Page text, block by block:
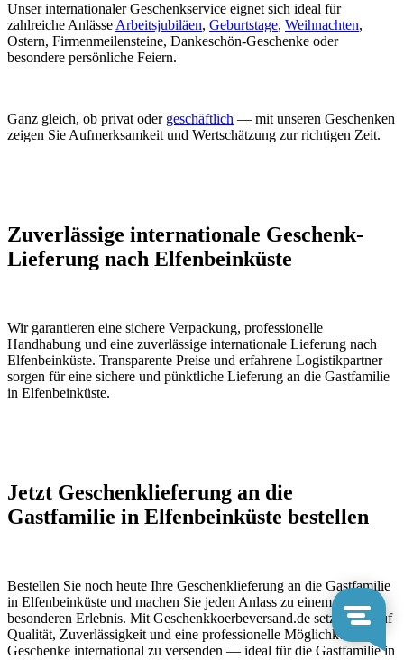
Unser internationaler Geschenkservice eignet sich ideal für
zahlreiche Anlässe Arbeitsjubiläen, Geburtstage, Weihnachten,
Ostern, Firmenmeilensteine, Dankeschön-Geschenke oder
besondere persönliche Feiern.
Ganz gleich, ob privat oder geschäftlich — mit unseren Geschenken
zeigen Sie Aufmerksamkeit und Wertschätzung zur richtigen Zeit.
Zuverlässige internationale Geschenk-
Lieferung nach Elfenbeinküste
Wir garantieren eine sichere Verpackung, professionelle
Handhabung und eine zuverlässige internationale Lieferung nach
Elfenbeinküste. Transparente Preise und erfahrene Logistikpartner
sorgen für eine sichere und pünktliche Lieferung an die Gastfamilie
in Elfenbeinküste.
Jetzt Geschenklieferung an die
Gastfamilie in Elfenbeinküste bestellen
Bestellen Sie noch heute Ihre Geschenklieferung an die Gastfamilie
in Elfenbeinküste und machen Sie jeden Anlass zu einem
besonderen Erlebnis. Mit Geschenkkoerbeversand.de setzen Sie auf
Qualität, Zuverlässigkeit und eine professionelle Möglichkeit,
Geschenke international zu versenden — ideal für die Gastfamilie in